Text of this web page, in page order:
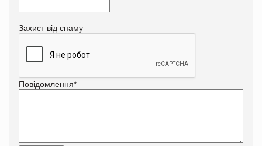
Захист від спаму
Повідомлення*